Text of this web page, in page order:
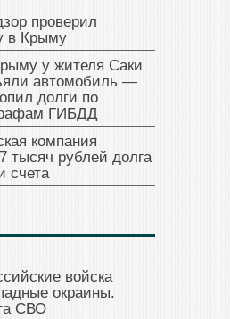
проверил
в Крыму
у жителя Саки
автомобиль —
долги по
ГИБДД
компания
тысяч рублей долга
счета
войска
окраины.
СВО